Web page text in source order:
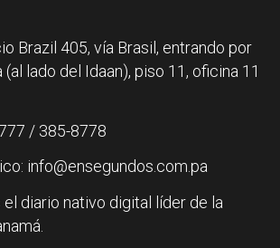
Brazil 405, vía Brasil, entrando por
(al lado del Idaan), piso 11, oficina 11
/ 385-8778
info@ensegundos.com.pa
el diario nativo digital líder de la